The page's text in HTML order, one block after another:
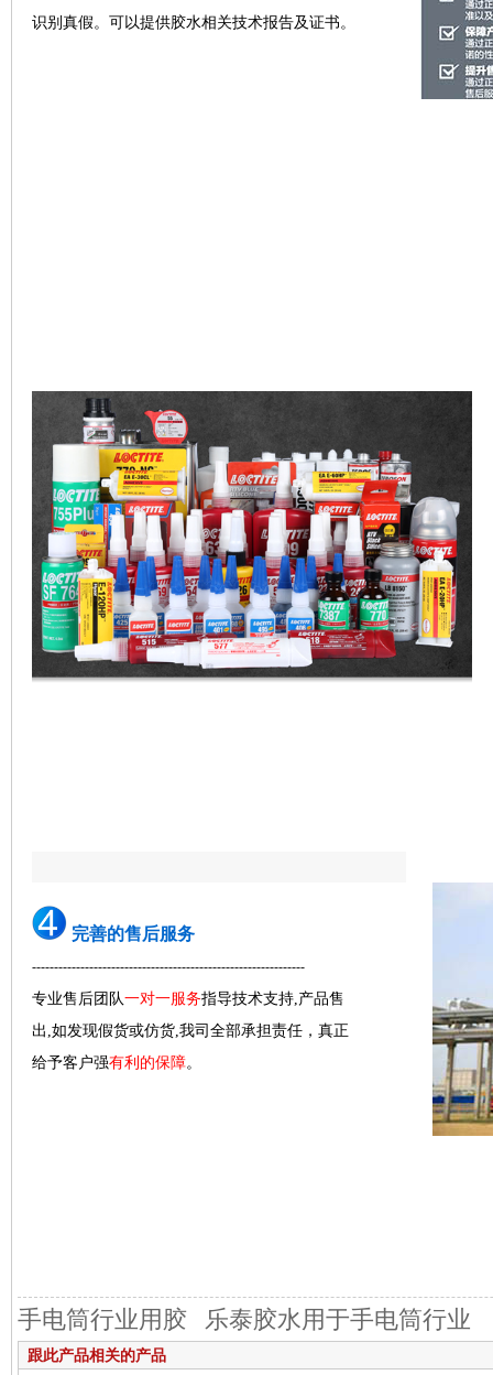
识别真假。可以提供胶水相关技术报告及证书。
完善的售后服务
--------------------------------------------------------------
专业售后团队一对一服务指导技术支持,产品售
出,如发现假货或仿货,我司全部承担责任，真正
给予客户强有利的保障。
手电筒行业用胶 乐泰胶水用于手电筒行业
跟此产品相关的产品